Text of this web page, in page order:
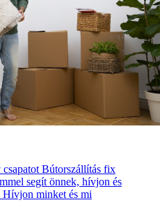
Bútorszállítás fix
segít önnek, hívjon és
Hívjon minket és mi